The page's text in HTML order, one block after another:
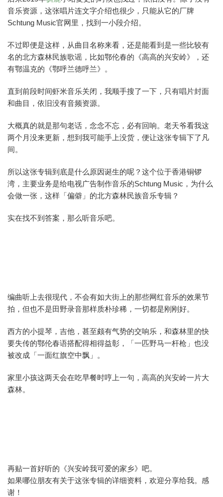
音乐资源，这张唱片连文字介绍也很少，只能从它的厂牌
Schtung Music官网里，找到一小段介绍。
不过即便是这样，从曲目名称来看，还是能看到是一些比较有
名的北方森林民族歌谣，比如鄂伦春的《高高的兴安岭》，还
有鄂温克的《鄂呼兰德呼兰》。
直到前段时间虾米音乐关闭，我顺手搜了一下，只有唱片封面
和曲目，依旧没有音频资源。
大概真的就是那句老话，念念不忘，必有回响。老天爷看我这
两个月没来更新，想到我可能手上没货，便让这张专辑下了凡
间。
所以这张专辑到底是什么原因诞生的呢？这个位于香港铜锣
湾，主要业务是给电视广告制作音乐的Schtung Music，为什么
会做一张，这样「偏僻」的北方森林民族音乐专辑？
实在找不到答案，那么听音乐吧。
编曲听上去很现代，不会有如大街上的那些网红音乐的效果节
拍，但也不是田野录音那样质朴珍稀，一切都是刚刚好。
西方的小提琴，吉他，甚至颇有气势的交响乐，和森林里的快
要失传的鄂伦春语搭配得相得益彰，「一匹野马一杆枪」也没
被改成「一面红旗空中飘」。
家里小孩这两天会在吃早餐时哼上一句，高高的兴安岭一片大
森林。
再贴一首好听的《兴安岭我可爱的家乡》吧。
如果哪位朋友有关于这张专辑的详细资料，欢迎分享给我。感
谢！